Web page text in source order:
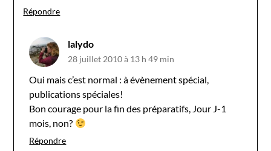
Répondre
lalydo
28 juillet 2010 à 13 h 49 min
Oui mais c’est normal : à évènement spécial,
publications spéciales!
Bon courage pour la fin des préparatifs, Jour J-1
mois, non?
Répondre